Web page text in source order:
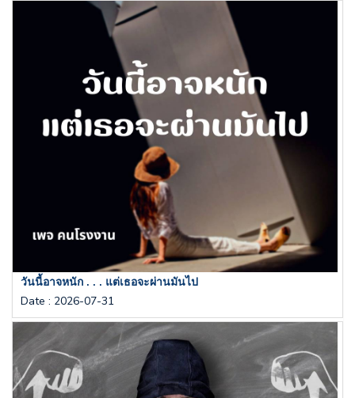
วันนี้อาจหนัก . . . แต่เธอจะผ่านมันไป
Date : 2026-07-31